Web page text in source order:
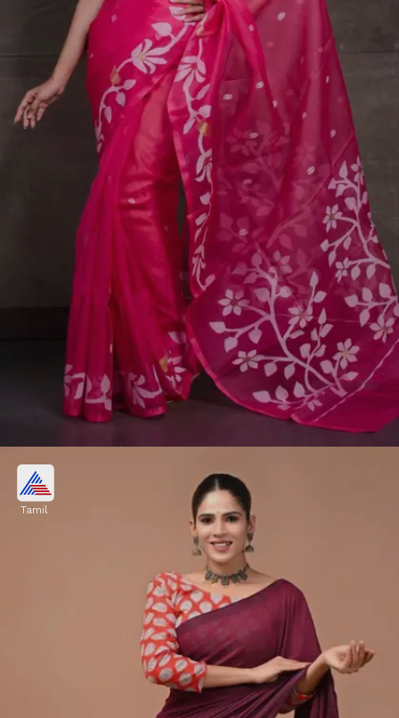
மஸ்லின் புடவைகள்:
மென்மையான தொடுதலைத் தரும்
மஸ்லின் துணிகள் கோடை வெயிலுக்கு
மிகச் சிறந்த தேர்வு. இவை உடலுக்குக்
குளிர்ச்சியைத் தருவதோடு, பார்ப்பதற்கு
மிகவும் நளினமான தோற்றத்தைக்
கொடுக்கும்.
Image credits: Pinterest
Tamil